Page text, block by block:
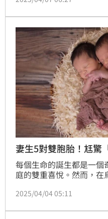
妻生5對雙胞胎！尪驚
每個生命的誕生都是一個
庭的雙重喜悅。然而，
的報導，Gloria在婚姻期
奇蹟，卻最終成為家庭分
2025/04/04 05:11